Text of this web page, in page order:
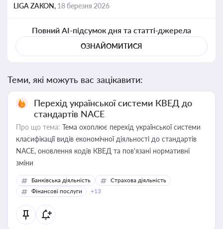
LIGA ZAKON, 18 березня 2026
Повний AI-підсумок дня та статті-джерела
ОЗНАЙОМИТИСЯ
Теми, які можуть вас зацікавити:
Перехід української системи КВЕД до
стандартів NACE
Про що тема: Тема охоплює перехід української системи
класифікації видів економічної діяльності до стандартів
NACE, оновлення кодів КВЕД та пов'язані нормативні
зміни
Банківська діяльність
Страхова діяльність
Фінансові послуги
+13